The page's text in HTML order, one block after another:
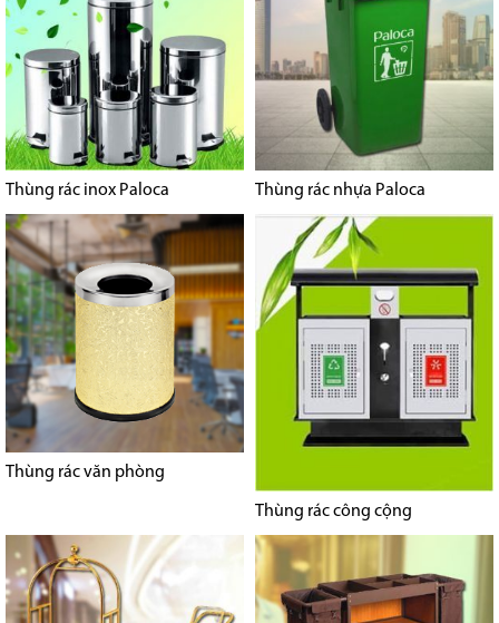
Thùng rác inox Paloca Thùng rác nhựa Paloca
Thùng rác văn phòng
Thùng rác công cộng